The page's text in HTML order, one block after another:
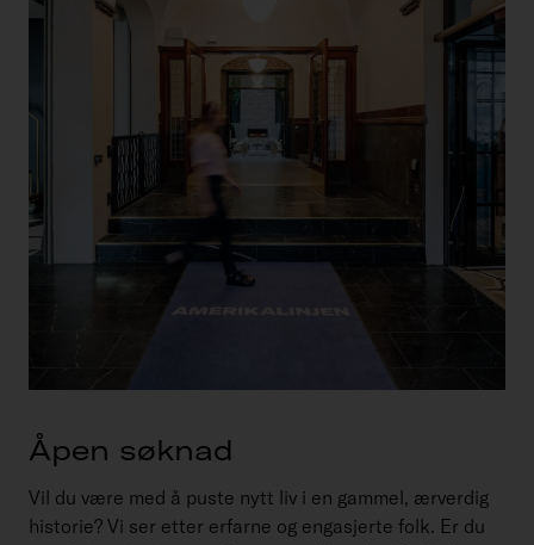
Åpen søknad
Vil du være med å puste nytt liv i en gammel, ærverdig
historie? Vi ser etter erfarne og engasjerte folk. Er du